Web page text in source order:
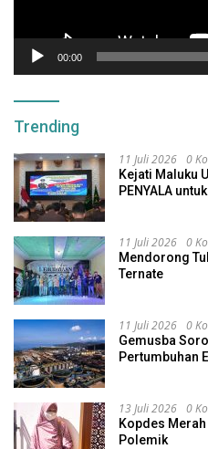
00:00
Trending
11 Juli 2026 0
Kejati Maluku
PENYALA
11 Juli 2026 0
Mendorong
Ternate
11 Juli 2026 0
Gemusba
Pertumbuhan
13 Juli 2026 0
Kopdes
Polemik